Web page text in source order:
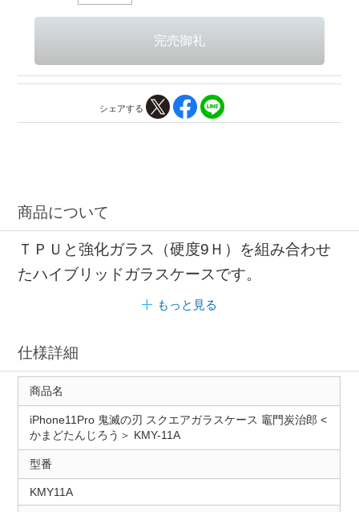
シェアする
商品について
ＴＰＵと強化ガラス（硬度9Ｈ）を組み合わせ
たハイブリッドガラスケースです。
もっと見る
仕様詳細
商品名
iPhone11Pro 鬼滅の刃 スクエアガラスケース 竈門炭治郎 <
かまどたんじろう＞ KMY-11A
型番
KMY11A